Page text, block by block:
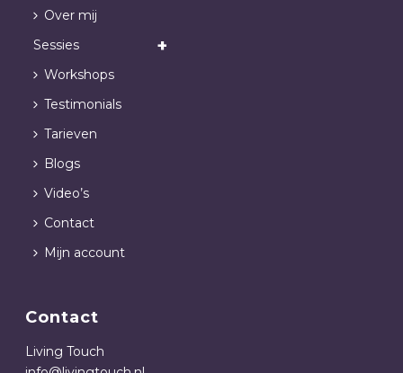
Over mij
Sessies
Workshops
Testimonials
Tarieven
Blogs
Video’s
Contact
Mijn account
Contact
Living Touch